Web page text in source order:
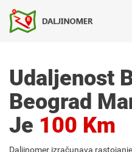
Udaljenost
Beograd
Je 100 Km
Daljinomer izračunava